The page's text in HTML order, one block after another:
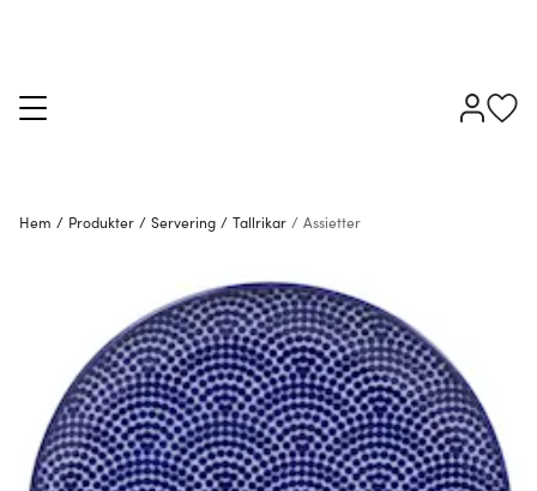
Hem / Produkter / Servering / Tallrikar / Assietter